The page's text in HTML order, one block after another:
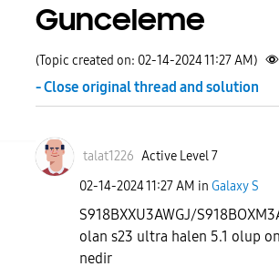
Gunceleme
(Topic created on: 02-14-2024 11:27 AM)
- Close original thread and solution
talat1226 Active Level 7
‎02-14-202411:27 AM in Galaxy S
S918BXXU3AWGJ/
olan s23 ultra halen 5.1 olup
nedir